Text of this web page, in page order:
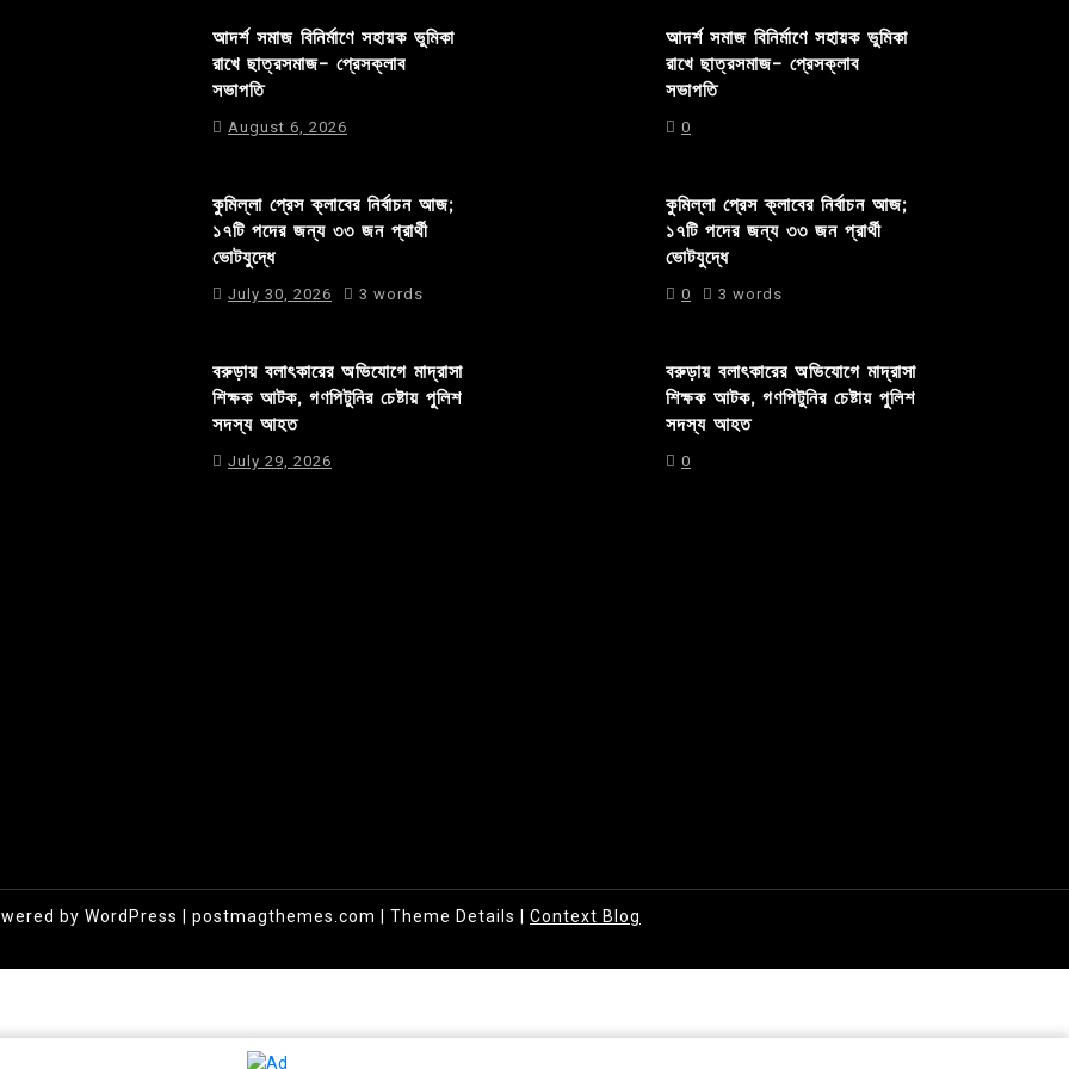
আদর্শ সমাজ বিনির্মাণে সহায়ক ভুমিকা
রাখে ছাত্রসমাজ- প্রেসক্লাব
সভাপতি
August 6, 2026
কুমিল্লা প্রেস ক্লাবের নির্বাচন আজ;
১৭টি পদের জন্য ৩৩ জন প্রার্থী
ভোটযুদ্ধে
July 30, 2026 3 words
বরুড়ায় বলাৎকারের অভিযোগে মাদ্রাসা
শিক্ষক আটক, গণপিটুনির চেষ্টায় পুলিশ
সদস্য আহত
July 29, 2026
আদর্শ সমাজ বিনির্মাণে সহায়ক ভুমিকা
রাখে ছাত্রসমাজ- প্রেসক্লাব
সভাপতি
0
কুমিল্লা প্রেস ক্লাবের নির্বাচন আজ;
১৭টি পদের জন্য ৩৩ জন প্রার্থী
ভোটযুদ্ধে
0 3 words
বরুড়ায় বলাৎকারের অভিযোগে মাদ্রাসা
শিক্ষক আটক, গণপিটুনির চেষ্টায় পুলিশ
সদস্য আহত
0
by WordPress postmagthemes.com Theme Details Context Blog